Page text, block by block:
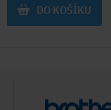
DO KOŠÍKU